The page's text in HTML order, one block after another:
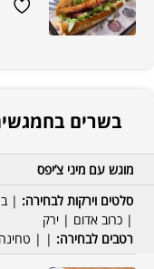
בשרים
מוגש עם מיני צ’יפס
סלטים וירקות לבחירה: |
| כרוב אדום | ירק
רטבים לבחירה: | |